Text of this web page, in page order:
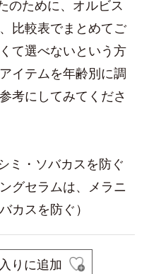
のために、オルビス
比較表でまとめてご
て選べないという方
イテムを年齢別に調
考にしてみてくださ
ミ・ソバカスを防ぐ
グセラムは、メラニ
カスを防ぐ）
りに追加